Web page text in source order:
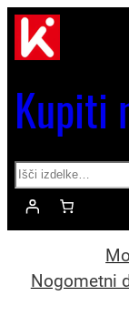
Kupiti
Search
Nogometni